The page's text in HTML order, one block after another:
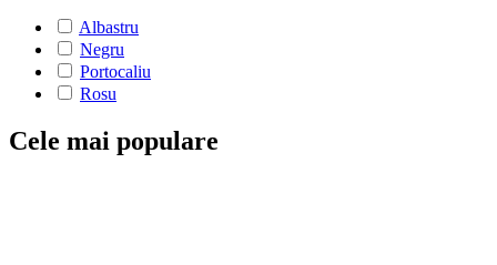
Albastru
Negru
Portocaliu
Rosu
Cele mai populare